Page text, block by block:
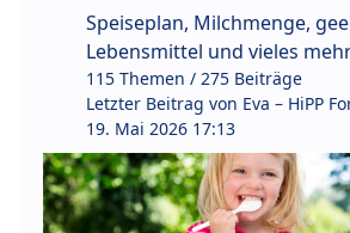
Speiseplan, Milchmenge,
Lebensmittel und vieles
115 Themen / 275 Beiträge
Letzter Beitrag von Eva – HiPP
19. Mai 2026 17:13